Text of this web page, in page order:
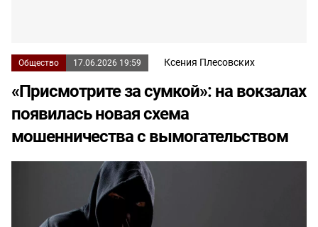
Общество 17.06.2026 19:59 Ксения Плесовских
«Присмотрите за сумкой»: на вокзалах
появилась новая схема
мошенничества с вымогательством